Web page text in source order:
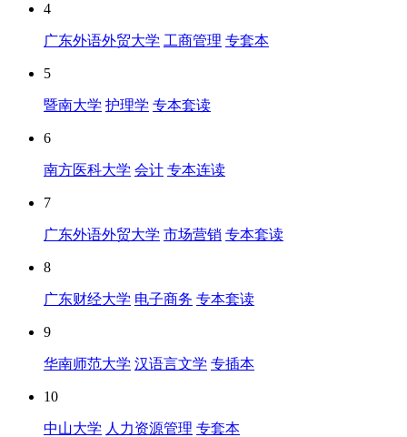
4
广东外语外贸大学 工商管理 专套本
5
暨南大学 护理学 专本套读
6
南方医科大学 会计 专本连读
7
广东外语外贸大学 市场营销 专本套读
8
广东财经大学 电子商务 专本套读
9
华南师范大学 汉语言文学 专插本
10
中山大学 人力资源管理 专套本